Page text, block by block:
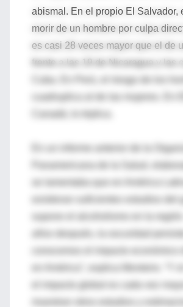
abismal. En el propio El Salvador,
morir de un hombre por culpa
es casi 28 veces mayor que el de
frente a las 19 de Nicaragua y las
Cuba. En Perú, el riesgo de los
En un informe anterior de la
existieran suficientes estudios del
supone el alcoholismo en la región.
el impacto global es cada vez